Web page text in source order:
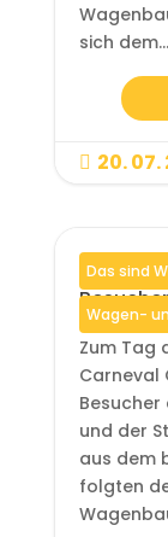
sich dem...
 20. 07.
Das sind
Wagen-
Das
Besucher
Zum Tag
Carneval
Besucher
und der
aus dem
folgten